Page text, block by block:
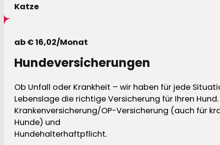
Katze
ab € 16,02/Monat
Hundeversicherungen
Ob Unfall oder Krankheit – wir haben für jede
Lebenslage die richtige Versicherung für Ihren Hund.
Krankenversicherung/OP-Versicherung (auch für
Hunde) und
Hundehalterhaftpflicht.